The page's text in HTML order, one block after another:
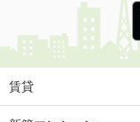
賃貸